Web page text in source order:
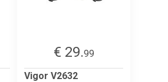
€ 29.99
Vigor V2632